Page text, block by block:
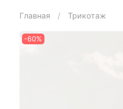
Главная Трикотаж
-60%